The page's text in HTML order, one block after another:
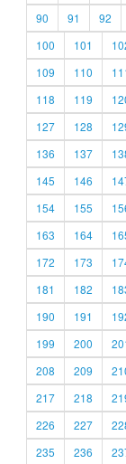
90
91 92
100
101
109
110
118
119
127
128
136
137
145
146
154
155
163
164
172
173
181
182
190
191
199
200
208
209
217
218
226
227
235
236